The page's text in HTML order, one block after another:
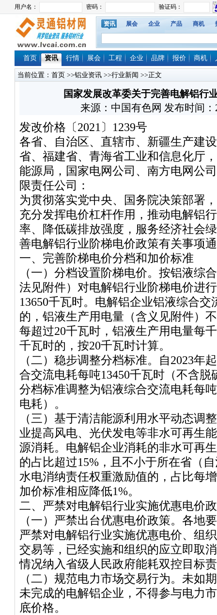
资讯 展会 企业 产品 商机
首页 资讯 行情 展会 工程 企业 品牌 报价 商机
当前位置： 首页 >>铝业资讯 >>行业新闻 >>正文
国家发展改革委关于完善电解铝行
来源：中国有色网 发布时间：
发改价格〔2021〕1239号
各省、自治区、直辖市、新疆生产建
省、福建省、青海省工业和信息化厅
能源局，国家电网公司、南方电网公
限责任公司：
为贯彻落实党中央、国务院决策部署
充分发挥电价杠杆作用，推动电解铝
率、降低碳排放强度，服务经济社会
善电解铝行业阶梯电价政策有关事项
一、完善阶梯电价分档和加价标准
（一）分档设置阶梯电价。按铝液综
法见附件）对电解铝行业阶梯电价进
13650千瓦时。电解铝企业铝液综合
的，铝液生产用电量（含义见附件）
每超过20千瓦时，铝液生产用电量每
千瓦时的，按20千瓦时计算。
（二）稳步调整分档标准。自2023年
合交流电耗每吨13450千瓦时（不含脱
分档标准调整为铝液综合交流电耗每
电耗）。
（三）基于清洁能源利用水平动态调
业提高风电、光伏发电等非水可再生
源消耗。电解铝企业消耗的非水可再
的占比超过15%，且不小于所在省（
水电消纳责任权重激励值的，占比每
加价标准相应降低1%。
二、严禁对电解铝行业实施优惠电价
（一）严禁出台优惠电价政策。各地
严禁对电解铝行业实施优惠电价、组
交易等，已经实施和组织的应立即取
情况纳入省级人民政府能耗双控目标
（二）规范电力市场交易行为。未如
未完成的电解铝企业，不得参与电力
底价格。